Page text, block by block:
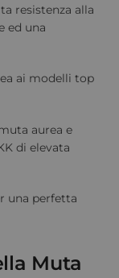
resistenza alla
ed una
ai modelli top
aurea e
di elevata
una perfetta
Muta